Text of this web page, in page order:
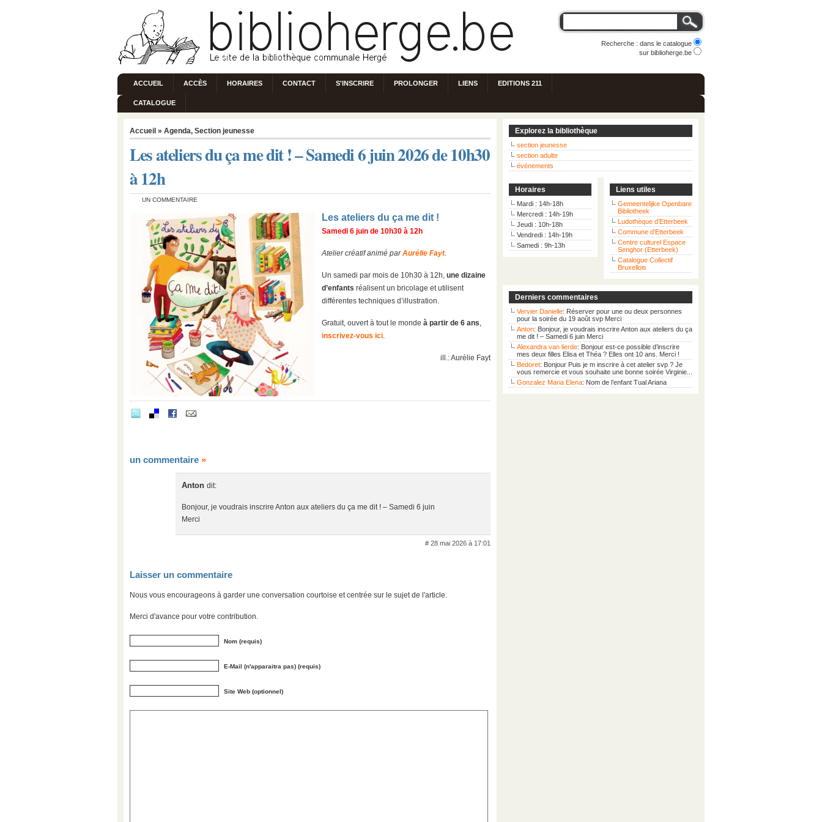
Recherche : dans le catalogue
sur biblioherge.be
ACCUEIL ACCÈS HORAIRES CONTACT S'INSCRIRE PROLONGER LIENS EDITIONS 211
CATALOGUE
Accueil » Agenda, Section jeunesse
Les ateliers du ça me dit ! – Samedi 6 juin 2026 de 10h30
à 12h
UN COMMENTAIRE
Les ateliers du ça me dit !
Samedi 6 juin de 10h30 à 12h
Atelier créatif animé parAurélie Fayt.
Un samedi par mois de 10h30 à 12h, une dizaine
d’enfants réalisent un bricolage et utilisent
différentes techniques d’illustration.
Gratuit, ouvert à tout le monde à partir de 6 ans,
inscrivez-vous ici.
ill.: Aurélie Fayt
un commentaire »
Anton dit:
Bonjour, je voudrais inscrire Anton aux ateliers du ça me dit ! – Samedi 6 juin
Merci
# 28 mai 2026 à 17:01
Laisser un commentaire
Nous vous encourageons à garder une conversation courtoise et centrée sur le sujet de l'article.
Merci d'avance pour votre contribution.
Nom (requis)
E-Mail (n'apparaitra pas) (requis)
Site Web (optionnel)
Explorez la bibliothèque
section jeunesse
section adulte
événements
Horaires
Mardi : 14h-18h
Mercredi : 14h-19h
Jeudi : 10h-18h
Vendredi : 14h-19h
Samedi : 9h-13h
Liens utiles
Gemeentelijke Openbare
Bibliotheek
Ludothèque d’Etterbeek
Commune d’Etterbeek
Centre culturel Espace
Senghor (Etterbeek)
Catalogue Collectif
Bruxellois
Derniers commentaires
Vervier Danielle: Réserver pour une ou deux personnes
pour la soirée du 19 août svp Merci
Anton: Bonjour, je voudrais inscrire Anton aux ateliers du ça
me dit ! – Samedi 6 juin Merci
Alexandra van lierde: Bonjour est-ce possible d’inscrire
mes deux filles Elisa et Théa ? Elles ont 10 ans. Merci !
Bedoret: Bonjour Puis je m inscrire à cet atelier svp ? Je
vous remercie et vous souhaite une bonne soirée Virginie...
Gonzalez Maria Elena: Nom de l’enfant Tual Ariana